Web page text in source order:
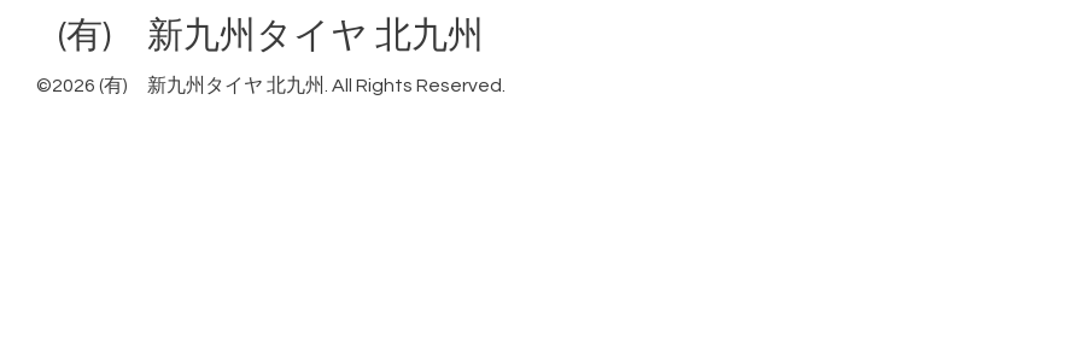
(有) 新九州タイヤ 北九州
©2026 (有) 新九州タイヤ 北九州. All Rights Reserved.